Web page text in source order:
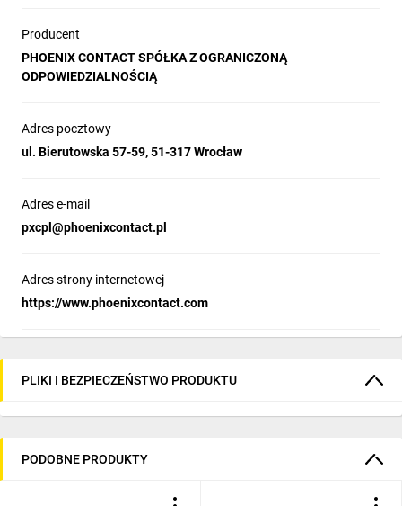
Producent
PHOENIX CONTACT SPÓŁKA Z OGRANICZONĄ
ODPOWIEDZIALNOŚCIĄ
Adres pocztowy
ul. Bierutowska 57-59, 51-317 Wrocław
Adres e-mail
pxcpl@phoenixcontact.pl
Adres strony internetowej
https://www.phoenixcontact.com
PLIKI I BEZPIECZEŃSTWO PRODUKTU
PODOBNE PRODUKTY